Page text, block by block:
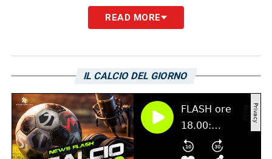
presso il CRAI Sport Center, con la sessione
aperta ai tifosi interessati. Per ulteriori
ufficiale del club.
LA PLAYLIST DELLE NOSTRE TOP NEWS
READ MORE
IL CALCIO DEL GIORNO